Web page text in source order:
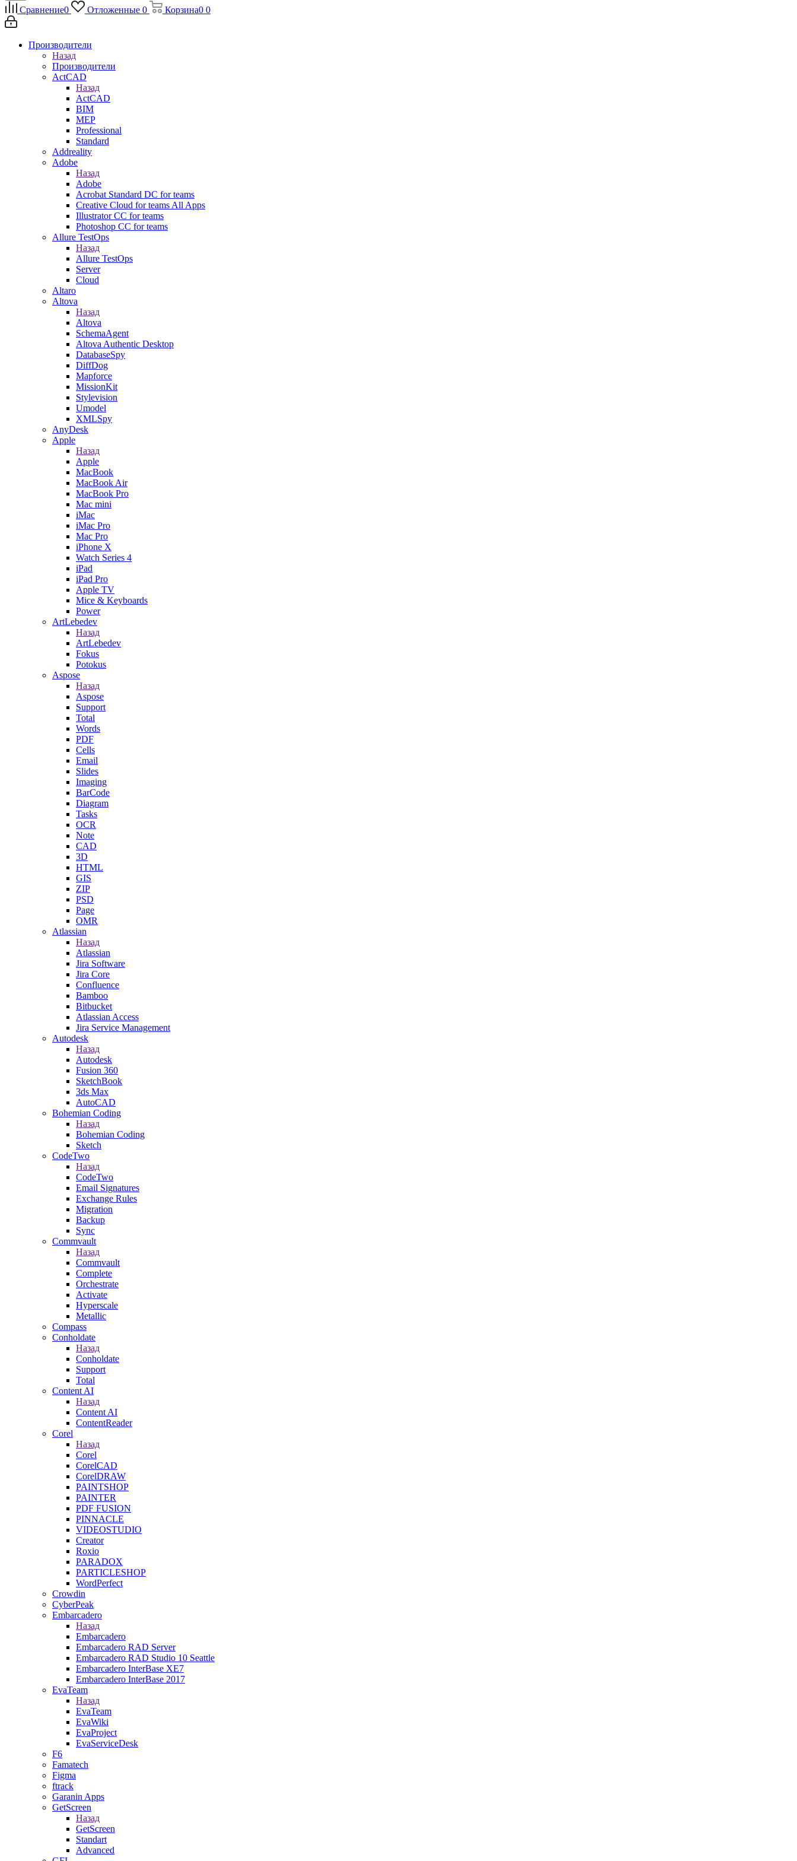
Сравнение0 Отложенные 0 Корзина0 0
Производители
Назад
Производители
ActCAD
Назад
ActCAD
BIM
MEP
Professional
Standard
Addreality
Adobe
Назад
Adobe
Acrobat Standard DC for teams
Creative Cloud for teams All Apps
Illustrator CC for teams
Photoshop CC for teams
Allure TestOps
Назад
Allure TestOps
Server
Cloud
Altaro
Altova
Назад
Altova
SchemaAgent
Altova Authentic Desktop
DatabaseSpy
DiffDog
Mapforce
MissionKit
Stylevision
Umodel
XMLSpy
AnyDesk
Apple
Назад
Apple
MacBook
MacBook Air
MacBook Pro
Mac mini
iMac
iMac Pro
Mac Pro
iPhone X
Watch Series 4
iPad
iPad Pro
Apple TV
Mice & Keyboards
Power
ArtLebedev
Назад
ArtLebedev
Fokus
Potokus
Aspose
Назад
Aspose
Support
Total
Words
PDF
Cells
Email
Slides
Imaging
BarCode
Diagram
Tasks
OCR
Note
CAD
3D
HTML
GIS
ZIP
PSD
Page
OMR
Atlassian
Назад
Atlassian
Jira Software
Jira Core
Confluence
Bamboo
Bitbucket
Atlassian Access
Jira Service Management
Autodesk
Назад
Autodesk
Fusion 360
SketchBook
3ds Max
AutoCAD
Bohemian Coding
Назад
Bohemian Coding
Sketch
CodeTwo
Назад
CodeTwo
Email Signatures
Exchange Rules
Migration
Backup
Sync
Commvault
Назад
Commvault
Complete
Orchestrate
Activate
Hyperscale
Metallic
Compass
Conholdate
Назад
Conholdate
Support
Total
Content AI
Назад
Content AI
ContentReader
Corel
Назад
Corel
CorelCAD
CorelDRAW
PAINTSHOP
PAINTER
PDF FUSION
PINNACLE
VIDEOSTUDIO
Creator
Roxio
PARADOX
PARTICLESHOP
WordPerfect
Crowdin
CyberPeak
Embarcadero
Назад
Embarcadero
Embarcadero RAD Server
Embarcadero RAD Studio 10 Seattle
Embarcadero InterBase XE7
Embarcadero InterBase 2017
EvaTeam
Назад
EvaTeam
EvaWiki
EvaProject
EvaServiceDesk
F6
Famatech
Figma
ftrack
Garanin Apps
GetScreen
Назад
GetScreen
Standart
Advanced